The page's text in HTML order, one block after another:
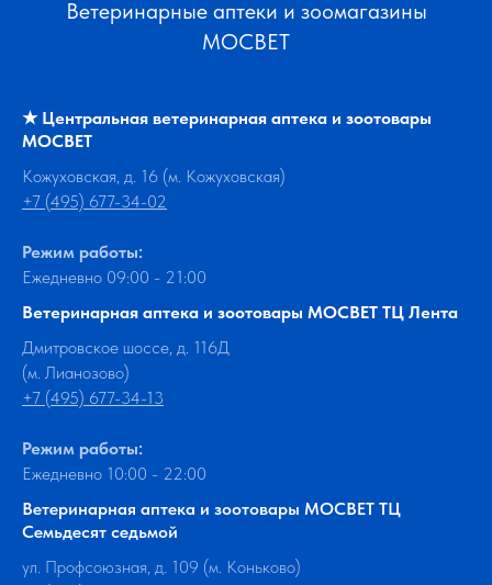
Ветеринарные аптеки и зоомагазины
МОСВЕТ
★Центральная ветеринарная аптека и зоотовары
МОСВЕТ
Кожуховская, д. 16 (м. Кожуховская)
+7 (495) 677-34-02
Режим работы:
Ежедневно 09:00 - 21:00
Ветеринарная аптека и зоотовары МОСВЕТ ТЦ Лента
Дмитровское шоссе, д. 116Д
(м. Лианозово)
+7 (495) 677-34-13
Режим работы:
Ежедневно 10:00 - 22:00
Ветеринарная аптека и зоотовары МОСВЕТ ТЦ
Семьдесят седьмой
ул. Профсоюзная, д. 109 (м. Коньково)